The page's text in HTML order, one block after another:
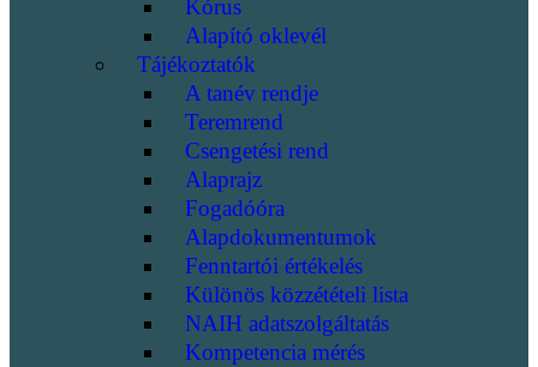
Kórus
Alapító oklevél
Tájékoztatók
A tanév rendje
Teremrend
Csengetési rend
Alaprajz
Fogadóóra
Alapdokumentumok
Fenntartói értékelés
Különös közzétételi lista
NAIH adatszolgáltatás
Kompetencia mérés